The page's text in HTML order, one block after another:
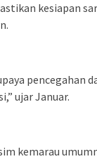
kesiapan
pencegahan
ujar Januar.
kemarau